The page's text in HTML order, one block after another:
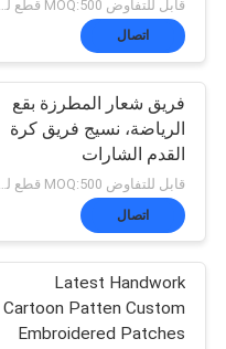
اتصال
فريق شعار المطرزة بقع
الرياضة، نسيج فريق كرة
القدم الشارات
قابل للتفاوض MOQ:500 قطع لكل لون
اتصال
Latest Handwork
Cartoon Patten Custom
Embroidered Patches